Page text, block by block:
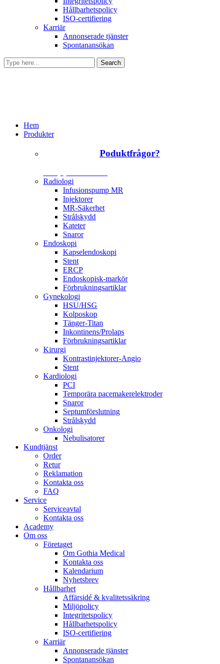
Hållbarhetspolicy
ISO-certifiering
Karriär
Annonserade tjänster
Spontanansökan
Hem
Produkter
Poduktfrågor?
Radiologi
Infusionspump MR
Injektorer
MR-Säkerhet
Strålskydd
Kateter
Snaror
Endoskopi
Kapselendoskopi
Stent
ERCP
Endoskopisk-markör
Förbrukningsartiklar
Gynekologi
HSU/HSG
Kolposkop
Tänger-Titan
Inkontinens/Prolaps
Förbrukningsartiklar
Kirurgi
Kontrastinjektorer-Angio
Stent
Kardiologi
PCI
Temporära pacemakerelektroder
Snaror
Septumförslutning
Strålskydd
Onkologi
Nebulisatorer
Kundtjänst
Order
Retur
Reklamation
Kontakta oss
FAQ
Service
Serviceavtal
Kontakta oss
Academy
Om oss
Företaget
Om Gothia Medical
Kontakta oss
Kalendarium
Nyhetsbrev
Hållbarhet
Affärsidé & kvalitetssäkring
Miljöpolicy
Integritetspolicy
Hållbarhetspolicy
ISO-certifiering
Karriär
Annonserade tjänster
Spontanansökan